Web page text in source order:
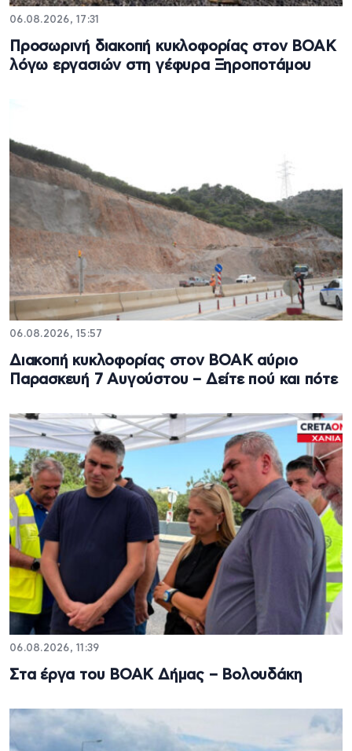
06.08.2026, 17:31
Προσωρινή διακοπή κυκλοφορίας στον ΒΟΑΚ
λόγω εργασιών στη γέφυρα Ξηροποτάμου
06.08.2026, 15:57
Διακοπή κυκλοφορίας στον ΒΟΑΚ αύριο
Παρασκευή 7 Αυγούστου – Δείτε πού και πότε
06.08.2026, 11:39
Στα έργα του ΒΟΑΚ Δήμας – Βολουδάκη